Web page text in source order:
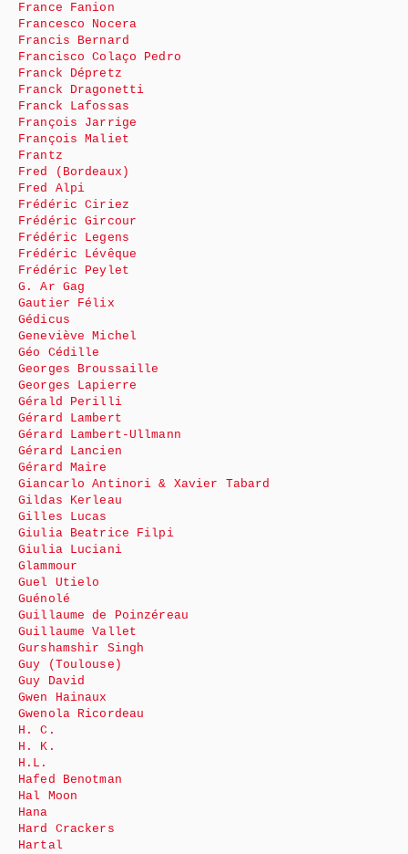
France Fanion
Francesco Nocera
Francis Bernard
Francisco Colaço Pedro
Franck Dépretz
Franck Dragonetti
Franck Lafossas
François Jarrige
François Maliet
Frantz
Fred (Bordeaux)
Fred Alpi
Frédéric Ciriez
Frédéric Gircour
Frédéric Legens
Frédéric Lévêque
Frédéric Peylet
G. Ar Gag
Gautier Félix
Gédicus
Geneviève Michel
Géo Cédille
Georges Broussaille
Georges Lapierre
Gérald Perilli
Gérard Lambert
Gérard Lambert-Ullmann
Gérard Lancien
Gérard Maire
Giancarlo Antinori & Xavier Tabard
Gildas Kerleau
Gilles Lucas
Giulia Beatrice Filpi
Giulia Luciani
Glammour
Guel Utielo
Guénolé
Guillaume de Poinzéreau
Guillaume Vallet
Gurshamshir Singh
Guy (Toulouse)
Guy David
Gwen Hainaux
Gwenola Ricordeau
H. C.
H. K.
H.L.
Hafed Benotman
Hal Moon
Hana
Hard Crackers
Hartal